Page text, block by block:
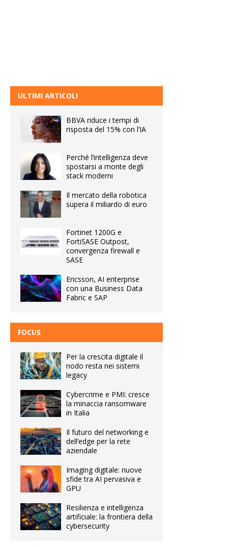
ULTIMI ARTICOLI
BBVA riduce i tempi di
risposta del 15% con l’IA
Perché l’intelligenza deve
spostarsi a monte degli
stack moderni
Il mercato della robotica
supera il miliardo di euro
Fortinet 1200G e
FortiSASE Outpost,
convergenza firewall e
SASE
Ericsson, AI enterprise
con una Business Data
Fabric e SAP
FOCUS
Per la crescita digitale il
nodo resta nei sistemi
legacy
Cybercrime e PMI: cresce
la minaccia ransomware
in Italia
Il futuro del networking e
dell’edge per la rete
aziendale
Imaging digitale: nuove
sfide tra AI pervasiva e
GPU
Resilienza e intelligenza
artificiale: la frontiera della
cybersecurity